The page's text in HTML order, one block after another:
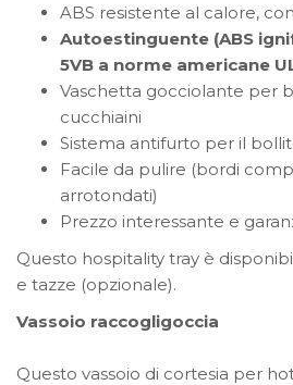
SENSE
quantità
ABS resistente al calore,
Autoestinguente (ABS
5VB a norme americane
Vaschetta gocciolante per
cucchiaini
Sistema antifurto per il
Facile da pulire (bordi
arrotondati)
Prezzo interessante e
Questo hospitality tray è
e tazze (opzionale).
Vassoio raccogligoccia
Questo vassoio di cortesia per